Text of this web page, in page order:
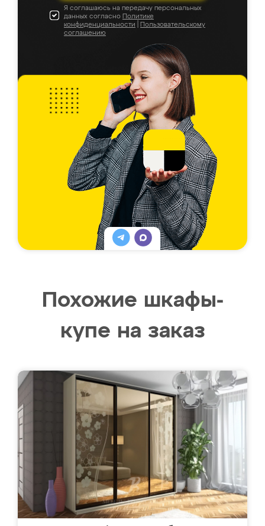
Я соглашаюсь на передачу персональных
данных согласно Политике
конфиденциальности
Пользовательскому
соглашению
Похожие шкафы-
купе на заказ